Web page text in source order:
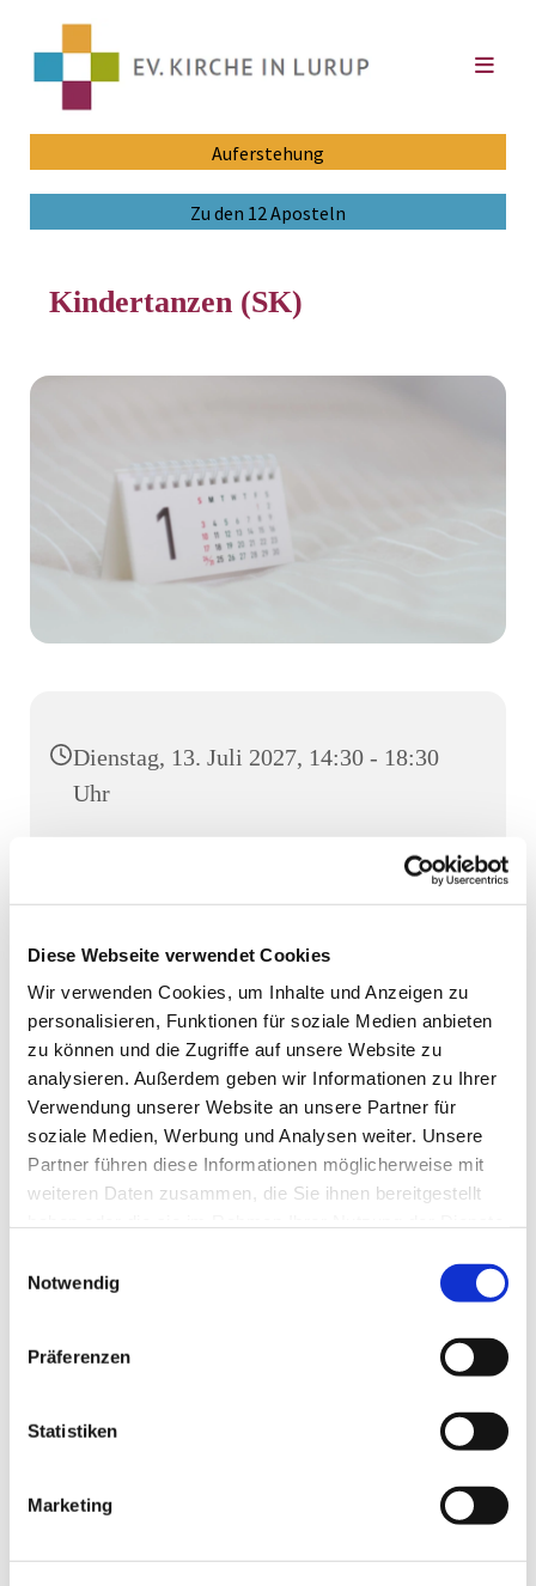
Diese Webseite verwendet Cookies
Wir verwenden Cookies, um Inhalte und Anzeigen zu
personalisieren, Funktionen für soziale Medien anbieten
zu können und die Zugriffe auf unsere Website zu
analysieren. Außerdem geben wir Informationen zu Ihrer
Verwendung unserer Website an unsere Partner für
soziale Medien, Werbung und Analysen weiter. Unsere
Partner führen diese Informationen möglicherweise mit
weiteren Daten zusammen, die Sie ihnen bereitgestellt
Notwendig
Präferenzen
Statistiken
Marketing
Auferstehung
Zu den 12 Aposteln
Kindertanzen (SK)
Dienstag, 13. Juli 2027, 14:30 - 18:30
Uhr
Gemeindehaus, Großer Saal, Luruper